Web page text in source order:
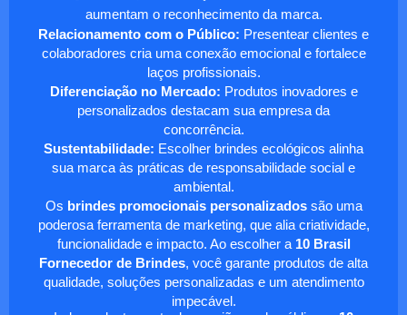
aumentam o reconhecimento da marca.
Relacionamento com o Público: Presentear clientes e
colaboradores cria uma conexão emocional e fortalece
laços profissionais.
Diferenciação no Mercado: Produtos inovadores e
personalizados destacam sua empresa da
concorrência.
Sustentabilidade: Escolher brindes ecológicos alinha
sua marca às práticas de responsabilidade social e
ambiental.
Os brindes promocionais personalizadossão uma
poderosa ferramenta de marketing, que alia criatividade,
funcionalidade e impacto. Ao escolher a 10 Brasil
Fornecedor de Brindes, você garante produtos de alta
qualidade, soluções personalizadas e um atendimento
impecável.